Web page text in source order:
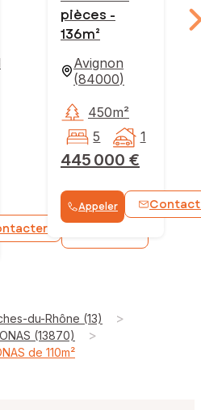
pièces -
136m²
Avignon
(84000)
445 000 €
450m²
5
1
Appeler
du-Rhône (13) >
(13870) >
de 110m²